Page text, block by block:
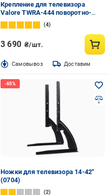
Крепление для телевизора
Valore TWRA-444 поворотно-
наклонные 50"-80" черный
4
3 690 ₴/шт.
Cамовывоз Доставим
Ножки для телевизора 14-42"
(0704)
2